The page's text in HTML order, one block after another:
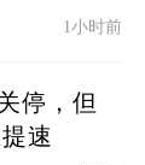
1小时前
停，但
速